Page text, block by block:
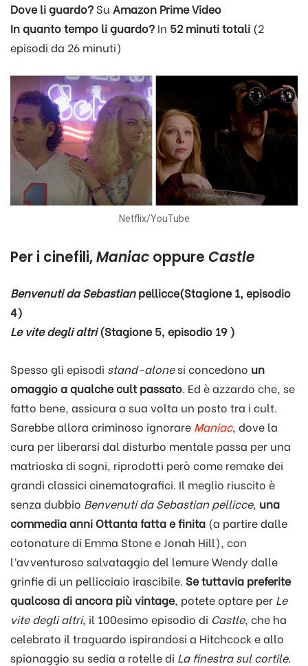
Dove li guardo? Su Amazon Prime Video
In quanto tempo li guardo? In 52 minuti totali (2
episodi da 26 minuti)
Netflix/YouTube
Per i cinefili,Maniac oppure Castle
Benvenuti da Sebastianpellicce(Stagione 1, episodio
4)
Le vite degli altri(Stagione 5, episodio 19 )
Spesso gli episodi stand-alonesi concedono un
omaggio a qualche cult passato. Ed è azzardo che, se
fatto bene, assicura a sua volta un posto tra i cult.
Sarebbe allora criminoso ignorare Maniac, dove la
cura per liberarsi dal disturbo mentale passa per una
matrioska di sogni, riprodotti però come remake dei
grandi classici cinematografici. Il meglio riuscito è
senza dubbio Benvenuti da Sebastian pellicce, una
commedia anni Ottanta fatta e finita (a partire dalle
cotonature di Emma Stone e Jonah Hill), con
l’avventuroso salvataggio del lemure Wendy dalle
grinfie di un pellicciaio irascibile. Se tuttavia preferite
qualcosa di ancora più vintage, potete optare per Le
vite degli altri, il 100esimo episodio di Castle, che ha
celebrato il traguardo ispirandosi a Hitchcock e allo
spionaggio su sedia a rotelle di La finestra sul cortile.